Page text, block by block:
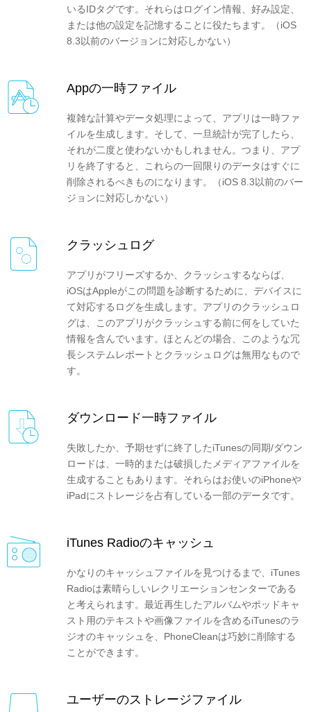
いるIDタグです。それらはログイン情報、好み設定、
または他の設定を記憶することに役たちます。（iOS
8.3以前のバージョンに対応しかない）
Appの一時ファイル
複雑な計算やデータ処理によって、アプリは一時ファ
イルを生成します。そして、一旦統計が完了したら、
それが二度と使わないかもしれません。つまり、アプ
リを終了すると、これらの一回限りのデータはすぐに
削除されるべきものになります。（iOS 8.3以前のバー
ジョンに対応しかない）
クラッシュログ
アプリがフリーズするか、クラッシュするならば、
iOSはAppleがこの問題を診断するために、デバイスに
て対応するログを生成します。アプリのクラッシュロ
グは、このアプリがクラッシュする前に何をしていた
情報を含んでいます。ほとんどの場合、このような冗
長システムレポートとクラッシュログは無用なもので
す。
ダウンロード一時ファイル
失敗したか、予期せずに終了したiTunesの同期/ダウン
ロードは、一時的または破損したメディアファイルを
生成することもあります。それらはお使いのiPhoneや
iPadにストレージを占有している一部のデータです。
iTunes Radioのキャッシュ
かなりのキャッシュファイルを見つけるまで、iTunes
Radioは素晴らしいレクリエーションセンターである
と考えられます。最近再生したアルバムやポッドキャ
スト用のテキストや画像ファイルを含めるiTunesのラ
ジオのキャッシュを、PhoneCleanは巧妙に削除する
ことができます。
ユーザーのストレージファイル